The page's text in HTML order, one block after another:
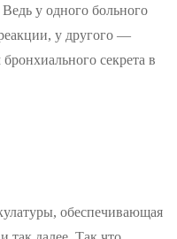
у одного больного
у другого —
секрета в
обеспечивающая